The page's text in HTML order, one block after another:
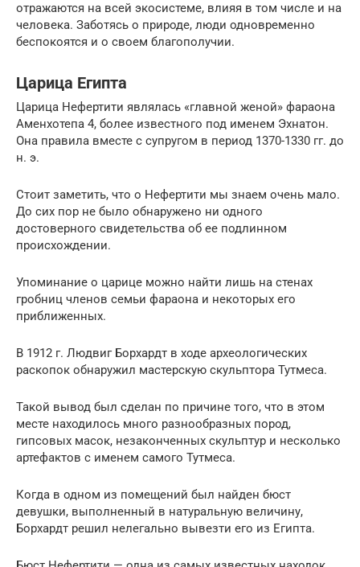
отражаются на всей экосистеме, влияя в том числе и на
человека. Заботясь о природе, люди одновременно
беспокоятся и о своем благополучии.
Царица Египта
Царица Нефертити являлась «главной женой» фараона
Аменхотепа 4, более известного под именем Эхнатон.
Она правила вместе с супругом в период 1370-1330 гг. до
н. э.
Стоит заметить, что о Нефертити мы знаем очень мало.
До сих пор не было обнаружено ни одного
достоверного свидетельства об ее подлинном
происхождении.
Упоминание о царице можно найти лишь на стенах
гробниц членов семьи фараона и некоторых его
приближенных.
В 1912 г. Людвиг Борхардт в ходе археологических
раскопок обнаружил мастерскую скульптора Тутмеса.
Такой вывод был сделан по причине того, что в этом
месте находилось много разнообразных пород,
гипсовых масок, незаконченных скульптур и несколько
артефактов с именем самого Тутмеса.
Когда в одном из помещений был найден бюст
девушки, выполненный в натуральную величину,
Борхардт решил нелегально вывезти его из Египта.